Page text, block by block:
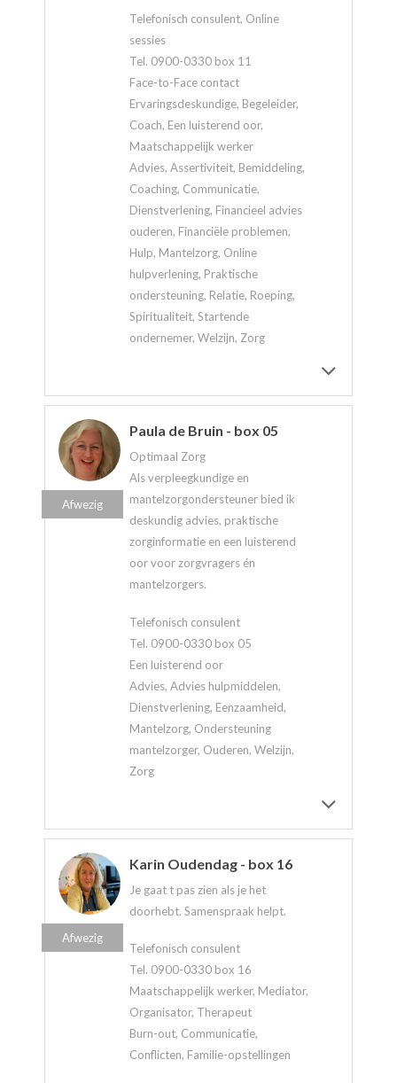
Telefonisch consulent, Online
sessies
Tel. 0900-0330 box 11
Face-to-Face contact
Ervaringsdeskundige, Begeleider,
Coach, Een luisterend oor,
Maatschappelijk werker
Advies, Assertiviteit, Bemiddeling,
Coaching, Communicatie,
Dienstverlening, Financieel advies
ouderen, Financiële problemen,
Hulp, Mantelzorg, Online
hulpverlening, Praktische
ondersteuning, Relatie, Roeping,
Spiritualiteit, Startende
ondernemer, Welzijn, Zorg
Paula de Bruin - box 05
Optimaal Zorg
Als verpleegkundige en
mantelzorgondersteuner bied ik
deskundig advies, praktische
zorginformatie en een luisterend
oor voor zorgvragers én
mantelzorgers.
Telefonisch consulent
Tel. 0900-0330 box 05
Een luisterend oor
Advies, Advies hulpmiddelen,
Dienstverlening, Eenzaamheid,
Mantelzorg, Ondersteuning
mantelzorger, Ouderen, Welzijn,
Zorg
Afwezig
Karin Oudendag - box 16
Je gaat t pas zien als je het
doorhebt. Samenspraak helpt.
Telefonisch consulent
Tel. 0900-0330 box 16
Maatschappelijk werker, Mediator,
Organisator, Therapeut
Burn-out, Communicatie,
Conflicten, Familie-opstellingen
Afwezig